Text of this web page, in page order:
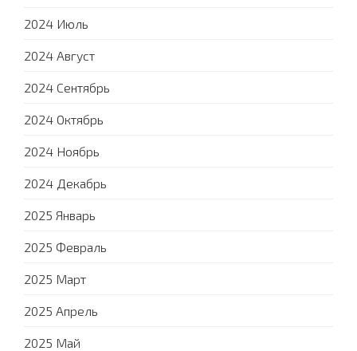
2024 Июль
2024 Август
2024 Сентябрь
2024 Октябрь
2024 Ноябрь
2024 Декабрь
2025 Январь
2025 Февраль
2025 Март
2025 Апрель
2025 Май